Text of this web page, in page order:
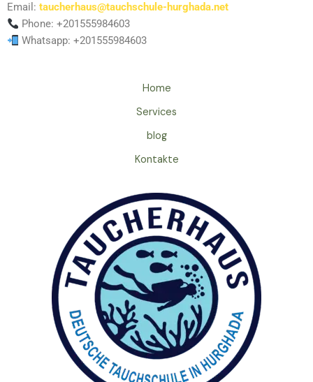
Email: taucherhaus@tauchschule-hurghada.net
Phone: +201555984603
Whatsapp: +201555984603
Home
Services
blog
Kontakte